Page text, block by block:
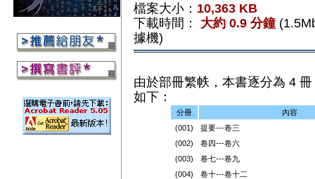
檔案大小： 10,363 KB
下載時間：
大約 0.9 分鐘
據機)
由於部冊繁帙，本書逐分為 4
如下：
分冊
內容
(001)
提要---卷三
(002)
卷四---卷六
(003)
卷七---卷九
(004)
卷十---卷十二